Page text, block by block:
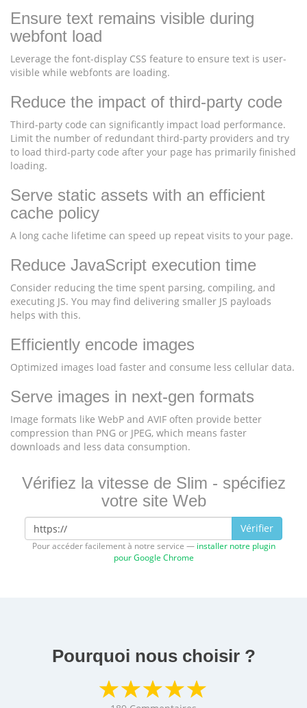
Ensure text remains visible during
webfont load
Leverage the font-display CSS feature to ensure text is user-
visible while webfonts are loading.
Reduce the impact of third-party code
Third-party code can significantly impact load performance.
Limit the number of redundant third-party providers and try
to load third-party code after your page has primarily finished
loading.
Serve static assets with an efficient
cache policy
A long cache lifetime can speed up repeat visits to your page.
Reduce JavaScript execution time
Consider reducing the time spent parsing, compiling, and
executing JS. You may find delivering smaller JS payloads
helps with this.
Efficiently encode images
Optimized images load faster and consume less cellular data.
Serve images in next-gen formats
Image formats like WebP and AVIF often provide better
compression than PNG or JPEG, which means faster
downloads and less data consumption.
Vérifiez la vitesse de Slim - spécifiez
votre site Web
Vérifier
Pour accéder facilement à notre service — installer notre plugin
pour Google Chrome
Pourquoi nous choisir ?